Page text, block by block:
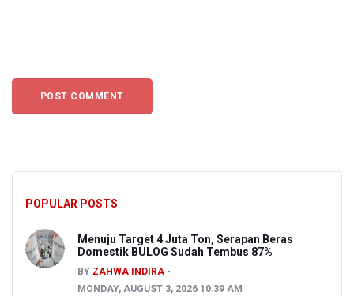
POPULAR POSTS
Menuju Target 4 Juta Ton, Serapan Beras
Domestik BULOG Sudah Tembus 87%
BY ZAHWA INDIRA
MONDAY, AUGUST 3, 2026 10:39 AM